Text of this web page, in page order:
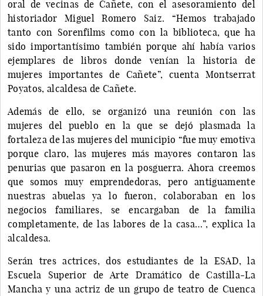
oral de vecinas de Cañete, con el asesoramiento del
historiador Miguel Romero Saiz. “Hemos trabajado
tanto con Sorenfilms como con la biblioteca, que ha
sido importantísimo también porque ahí había varios
ejemplares de libros donde venían la historia de
mujeres importantes de Cañete”, cuenta Montserrat
Poyatos, alcaldesa de Cañete.
Además de ello, se organizó una reunión con las
mujeres del pueblo en la que se dejó plasmada la
fortaleza de las mujeres del municipio “fue muy emotiva
porque claro, las mujeres más mayores contaron las
penurias que pasaron en la posguerra. Ahora creemos
que somos muy emprendedoras, pero antiguamente
nuestras abuelas ya lo fueron, colaboraban en los
negocios familiares, se encargaban de la familia
completamente, de las labores de la casa…”, explica la
alcaldesa.
Serán tres actrices, dos estudiantes de la ESAD, la
Escuela Superior de Arte Dramático de Castilla-La
Mancha y una actriz de un grupo de teatro de Cuenca